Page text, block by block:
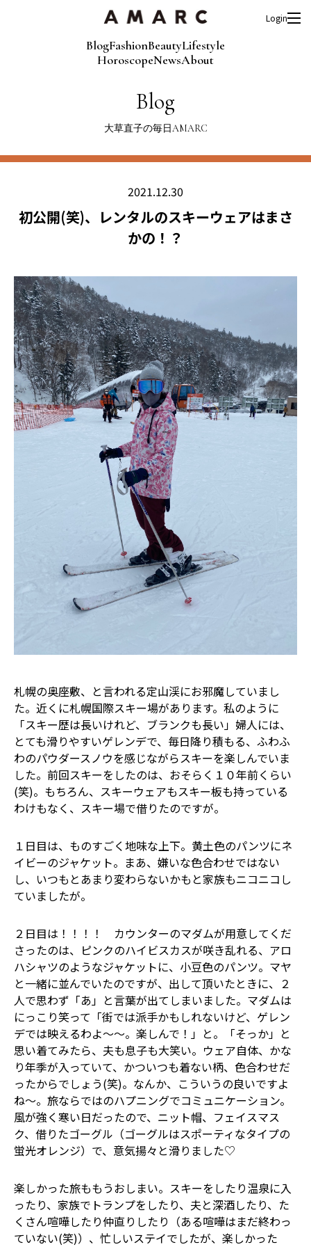
BlogFashionBeautyLifestyle
HoroscopeNewsAbout
Login
Blog
大草直子の毎日AMARC
2021.12.30
初公開(笑)、レンタルのスキーウェアはまさ
かの！？
札幌の奥座敷、と言われる定山渓にお邪魔していまし
た。近くに札幌国際スキー場があります。私のように
「スキー歴は長いけれど、ブランクも長い」婦人には、
とても滑りやすいゲレンデで、毎日降り積もる、ふわふ
わのパウダースノウを感じながらスキーを楽しんでいま
した。前回スキーをしたのは、おそらく１０年前くらい
(笑)。もちろん、スキーウェアもスキー板も持っている
わけもなく、スキー場で借りたのですが。
１日目は、ものすごく地味な上下。黄土色のパンツにネ
イビーのジャケット。まあ、嫌いな色合わせではない
し、いつもとあまり変わらないかも――と家族もニコニコし
ていましたが。
２日目は！！！！ カウンターのマダムが用意してくだ
さったのは、ピンクのハイビスカスが咲き乱れる、アロ
ハシャツのようなジャケットに、小豆色のパンツ。マヤ
と一緒に並んでいたのですが、出して頂いたときに、２
人で思わず「あ」と言葉が出てしまいました。マダムは
にっこり笑って「街では派手かもしれないけど、ゲレン
デでは映えるわよ～～。楽しんで！」と。「そっか」と
思い着てみたら、夫も息子も大笑い。ウェア自体、かな
り年季が入っていて、かついつも着ない柄、色合わせだ
ったからでしょう(笑)。なんか、こういうの良いですよ
ね～。旅ならではのハプニングでコミュニケーション。
風が強く寒い日だったので、ニット帽、フェイスマス
ク、借りたゴーグル（ゴーグルはスポーティなタイプの
蛍光オレンジ）で、意気揚々と滑りました♡
楽しかった旅ももうおしまい。スキーをしたり温泉に入
ったり、家族でトランプをしたり、夫と深酒したり、た
くさん喧嘩したり仲直りしたり（ある喧嘩はまだ終わっ
ていない(笑)）、忙しいステイでしたが、楽しかった